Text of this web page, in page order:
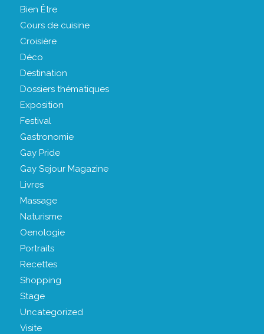
Bien Être
Cours de cuisine
Croisière
Déco
Destination
Dossiers thématiques
Exposition
Festival
Gastronomie
Gay Pride
Gay Sejour Magazine
Livres
Massage
Naturisme
Oenologie
Portraits
Recettes
Shopping
Stage
Uncategorized
Visite